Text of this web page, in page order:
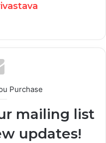
Purchase
mailing list
updates!